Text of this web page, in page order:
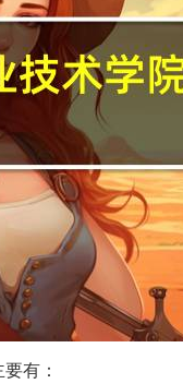
有：